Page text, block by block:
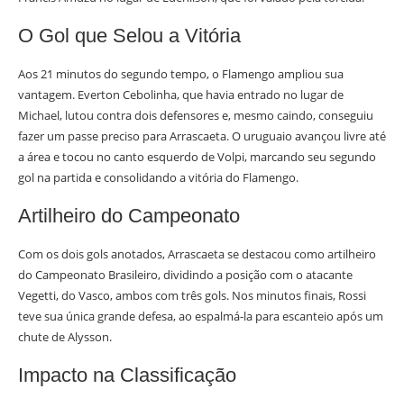
O Gol que Selou a Vitória
Aos 21 minutos do segundo tempo, o Flamengo ampliou sua
vantagem. Everton Cebolinha, que havia entrado no lugar de
Michael, lutou contra dois defensores e, mesmo caindo, conseguiu
fazer um passe preciso para Arrascaeta. O uruguaio avançou livre até
a área e tocou no canto esquerdo de Volpi, marcando seu segundo
gol na partida e consolidando a vitória do Flamengo.
Artilheiro do Campeonato
Com os dois gols anotados, Arrascaeta se destacou como artilheiro
do Campeonato Brasileiro, dividindo a posição com o atacante
Vegetti, do Vasco, ambos com três gols. Nos minutos finais, Rossi
teve sua única grande defesa, ao espalmá-la para escanteio após um
chute de Alysson.
Impacto na Classificação